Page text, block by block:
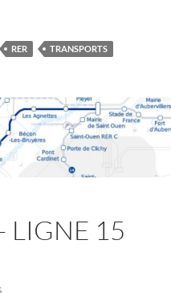
RER TRANSPORTS
LIGNE 15